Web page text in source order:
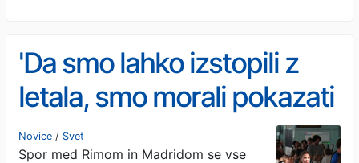
'Da smo lahko izstopili z
letala, smo morali pokazati
dokumente'
Novice / Svet
Spor med Rimom in Madridom se vse